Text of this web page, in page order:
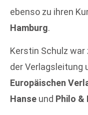
ebenso zu ihren
Hamburg.
Kerstin Schulz
der Verlagsleitung
Europäischen
Hanse und Philo &